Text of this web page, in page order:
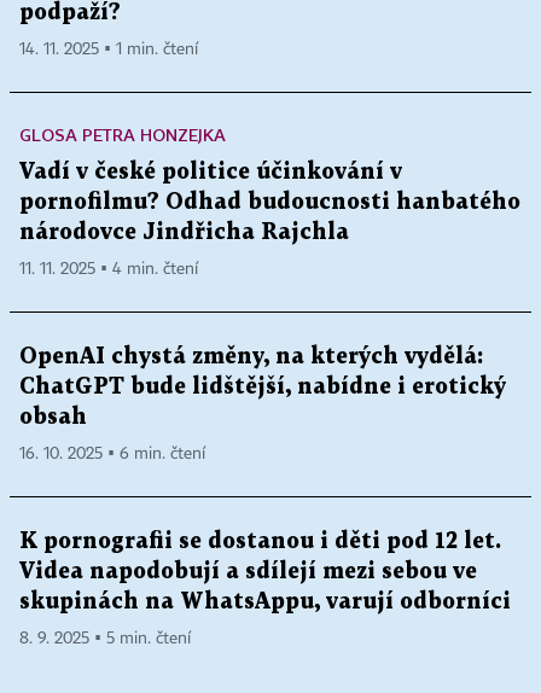
podpaží?
14. 11. 2025 ▪ 1 min. čtení
GLOSA PETRA HONZEJKA
Vadí v české politice účinkování v
pornofilmu? Odhad budoucnosti hanbatého
národovce Jindřicha Rajchla
11. 11. 2025 ▪ 4 min. čtení
OpenAI chystá změny, na kterých vydělá:
ChatGPT bude lidštější, nabídne i erotický
obsah
16. 10. 2025 ▪ 6 min. čtení
K pornografii se dostanou i děti pod 12 let.
Videa napodobují a sdílejí mezi sebou ve
skupinách na WhatsAppu, varují odborníci
8. 9. 2025 ▪ 5 min. čtení